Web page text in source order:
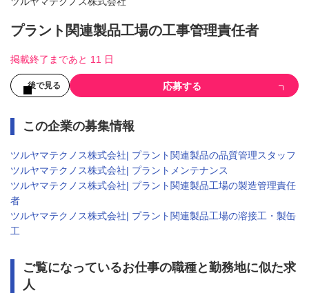
プラント関連製品工場の工事管理責任者
掲載終了まであと 11 日
後で見る 応募する
この企業の募集情報
ツルヤマテクノス株式会社| プラント関連製品の品質管理スタッフ
ツルヤマテクノス株式会社| プラントメンテナンス
ツルヤマテクノス株式会社| プラント関連製品工場の製造管理責任
者
ツルヤマテクノス株式会社| プラント関連製品工場の溶接工・製缶
工
ご覧になっているお仕事の職種と勤務地に似た求
人